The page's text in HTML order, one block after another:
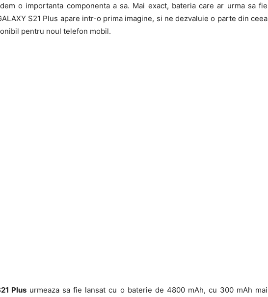
o importanta componenta a sa. Mai exact, bateria care ar urma sa fie
S21 Plus apare intr-o prima imagine, si ne dezvaluie o parte din ceea
pentru noul telefon mobil.
Plus urmeaza sa fie lansat cu o baterie de 4800 mAh, cu 300 mAh mai